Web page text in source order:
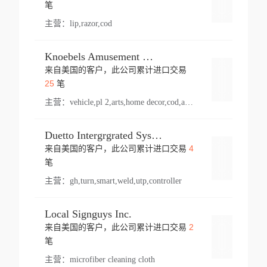
笔
主营： lip,razor,cod
Knoebels Amusement Resort
来自美国的客户，此公司累计进口交易
25笔
主营： vehicle,pl 2,arts,home decor,cod,amusement ride,sea
Duetto Intergrgrated Systems Inc.
来自美国的客户，此公司累计进口交易 4
笔
主营： gh,turn,smart,weld,utp,controller
Local Signguys Inc.
来自美国的客户，此公司累计进口交易 2
笔
主营： microfiber cleaning cloth